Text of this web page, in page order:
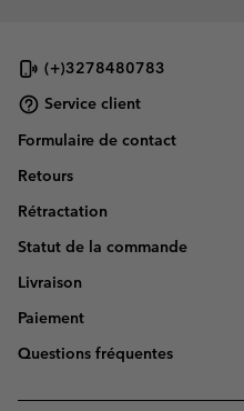
(+)3278480783
Service client
Formulaire de contact
Retours
Rétractation
Statut de la commande
Livraison
Paiement
Questions fréquentes